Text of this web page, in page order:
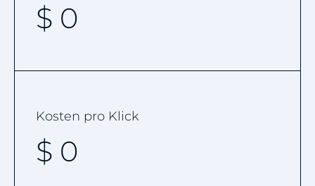
$ 0
Kosten pro Klick
$ 0